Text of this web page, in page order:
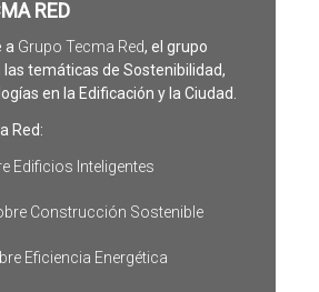
RED
a Grupo Tecma Red, el grupo
temáticas de Sostenibilidad,
en la Edificación y la Ciudad.
Red:
Edificios Inteligentes
Construcción Sostenible
Eficiencia Energética